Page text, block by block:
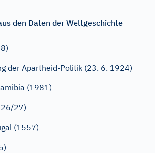
den Daten der Weltgeschichte
der Apartheid-Politik (23. 6. 1924)
(1981)
27)
(1557)